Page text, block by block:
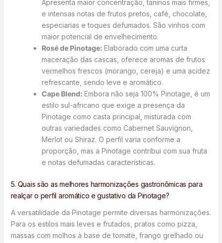
Apresenta maior concentração, taninos mais firmes,
e intensas notas de frutos pretos, café, chocolate,
especiarias e toques defumados. São vinhos com
maior potencial de envelhecimento.
Rosé de Pinotage:Elaborado com uma curta
maceração das cascas, oferece aromas de frutos
vermelhos frescos (morango, cereja) e uma acidez
refrescante, sendo leve e aromático.
Cape Blend:Embora não seja 100% Pinotage, é um
estilo sul-africano que exige a presença da
Pinotage como casta principal, misturada com
outras variedades como Cabernet Sauvignon,
Merlot ou Shiraz. O perfil varia conforme a
proporção, mas a Pinotage contribui com sua fruta
e notas defumadas características.
5. Quais são as melhores harmonizações gastronômicas para
realçar o perfil aromático e gustativo da Pinotage?
A versatilidade da Pinotage permite diversas harmonizações.
Para os estilos mais leves e frutados, pratos como pizza,
massas com molhos à base de tomate, frango grelhado ou